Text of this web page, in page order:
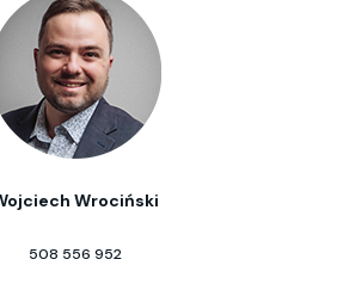
Wrociński
508 556 952